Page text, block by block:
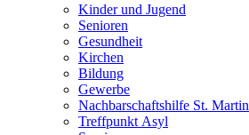
Kinder und Jugend
Senioren
Gesundheit
Kirchen
Bildung
Gewerbe
Nachbarschaftshilfe St. Martin
Treffpunkt Asyl